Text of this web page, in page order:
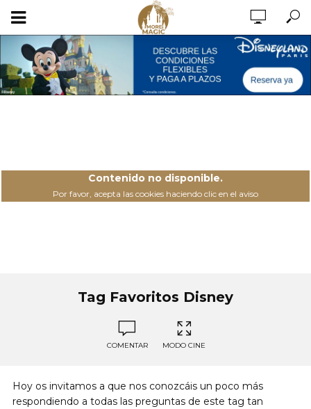
Contenido no disponible.
Por favor, acepta las cookies haciendo clic en el aviso
Tag Favoritos Disney
COMENTAR MODO CINE
Hoy os invitamos a que nos conozcáis un poco más
respondiendo a todas las preguntas de este tag tan